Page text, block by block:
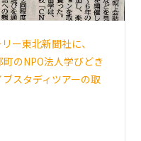
東北新聞社に、
のNPO法人学びどき
スタディツアーの取